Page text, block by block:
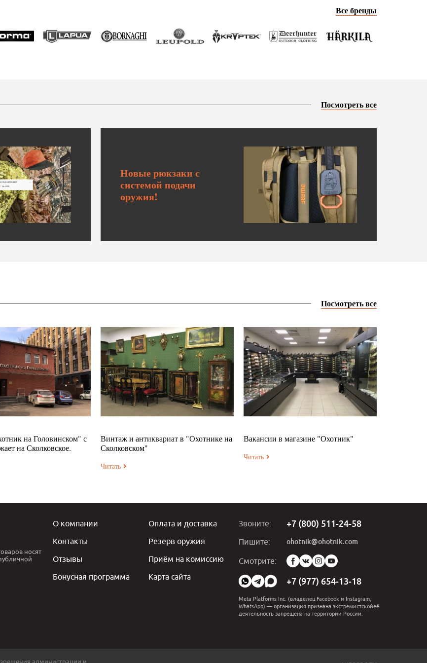
Все бренды
Посмотреть все
Новые рюкзаки с
системой подачи
оружия!
Посмотреть все
на Головинском" с
на Сколковское.
Винтаж и антиквариат в "Охотнике на
Сколковском"
Читать
Вакансии в магазине "Охотник"
Читать
носят
О компании
Контакты
Отзывы
Бонусная программа
Оплата и доставка
Резерв оружия
Приём на комиссию
Карта сайта
Звоните: +7 (800) 511-24-58
Пишите: ohotnik@ohotnik.com
Смотрите:
Мы
в
социальных
сетях:
+7 (977) 654-13-18
Meta Platforms Inc. (владелец Facebook и Instagram,
WhatsApp) — организация признана экстремистскойеё
деятельность запрещена на территории России.